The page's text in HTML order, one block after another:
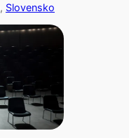
, Slovensko